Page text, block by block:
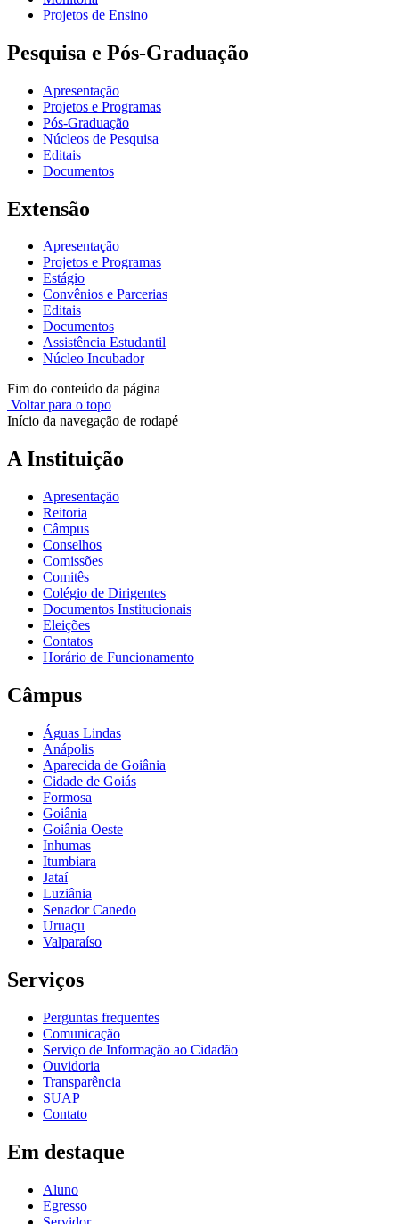
Projetos de Ensino
Pesquisa e Pós-Graduação
Apresentação
Projetos e Programas
Pós-Graduação
Núcleos de Pesquisa
Editais
Documentos
Extensão
Apresentação
Projetos e Programas
Estágio
Convênios e Parcerias
Editais
Documentos
Assistência Estudantil
Núcleo Incubador
Fim do conteúdo da página
Voltar para o topo
Início da navegação de rodapé
A Instituição
Apresentação
Reitoria
Câmpus
Conselhos
Comissões
Comitês
Colégio de Dirigentes
Documentos Institucionais
Eleições
Contatos
Horário de Funcionamento
Câmpus
Águas Lindas
Anápolis
Aparecida de Goiânia
Cidade de Goiás
Formosa
Goiânia
Goiânia Oeste
Inhumas
Itumbiara
Jataí
Luziânia
Senador Canedo
Uruaçu
Valparaíso
Serviços
Perguntas frequentes
Comunicação
Serviço de Informação ao Cidadão
Ouvidoria
Transparência
SUAP
Contato
Em destaque
Aluno
Egresso